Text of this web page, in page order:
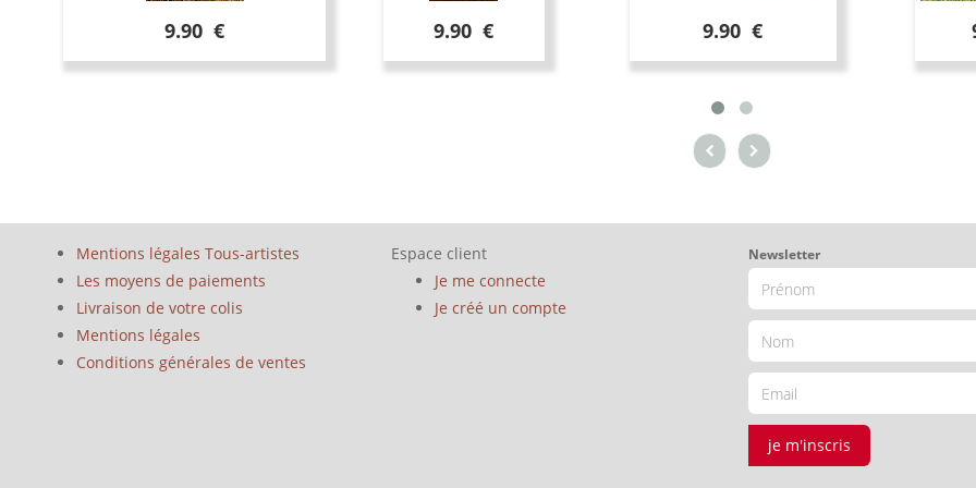
9.90 € 9.90 € 9.90 €
Mentions légales Tous-artistes
Les moyens de paiements
Livraison de votre colis
Mentions légales
Conditions générales de ventes
Espace client
Je me connecte
Je créé un compte
Newsletter
je m'inscris